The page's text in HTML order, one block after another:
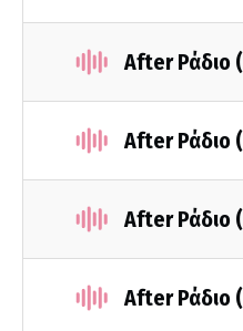
After Ράδιο
After Ράδιο
After Ράδιο
After Ράδιο